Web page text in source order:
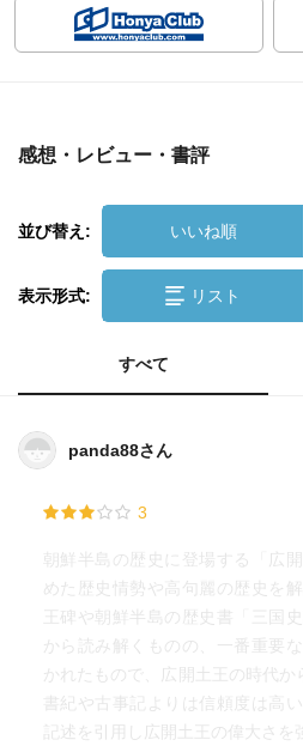
感想・レビュー・書評
並び替え: いいね順
表示形式: リスト
すべて
panda88さん
3
朝鮮半島の歴史に登場する「広
めた歴史情勢や高句麗の歴史を
王碑や朝鮮半島の歴史書「三国
から読み解くものの、一番重要
かれたもので、広開土王の時代か
書紀や古事記よりは信頼度は高
記述を引用し広開土王の偉大さを